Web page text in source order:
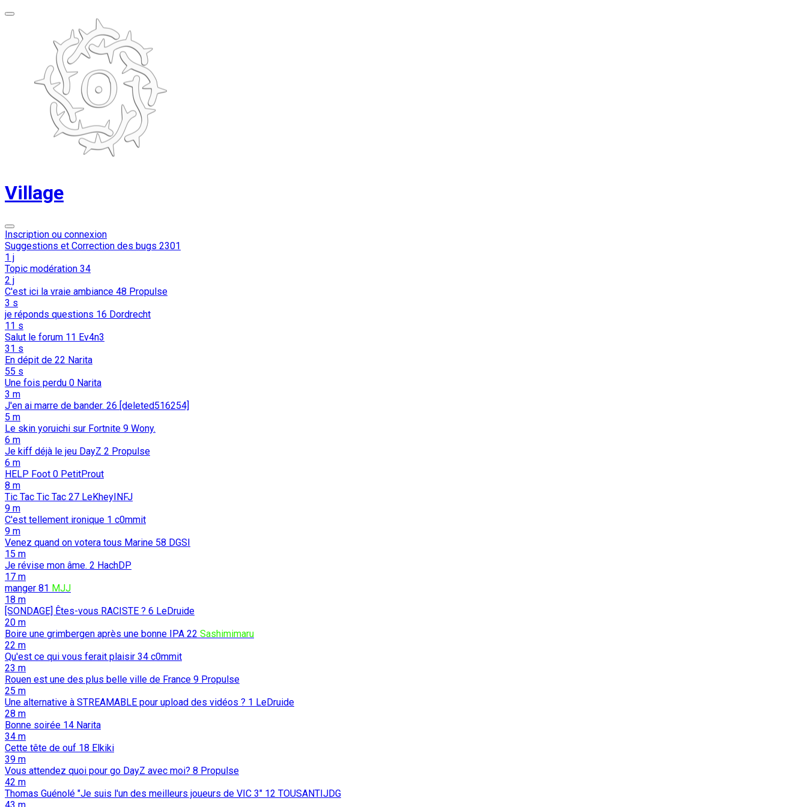
Village
Inscription ou connexion
Suggestions et Correction des bugs 2301
1 j
Topic modération 34
2 j
C'est ici la vraie ambiance 48 Propulse
3 s
je réponds questions 16 Dordrecht
11 s
Salut le forum 11 Ev4n3
31 s
En dépit de 22 Narita
55 s
Une fois perdu 0 Narita
3 m
J'en ai marre de bander. 26 [deleted516254]
5 m
Le skin yoruichi sur Fortnite 9 Wony.
6 m
Je kiff déjà le jeu DayZ 2 Propulse
6 m
HELP Foot 0 PetitProut
8 m
Tic Tac Tic Tac 27 LeKheyINFJ
9 m
C'est tellement ironique 1 c0mmit
9 m
Venez quand on votera tous Marine 58 DGSI
15 m
Je révise mon âme. 2 HachDP
17 m
manger 81 MJJ
18 m
[SONDAGE] Êtes-vous RACISTE ? 6 LeDruide
20 m
Boire une grimbergen après une bonne IPA 22 Sashimimaru
22 m
Qu'est ce qui vous ferait plaisir 34 c0mmit
23 m
Rouen est une des plus belle ville de France 9 Propulse
25 m
Une alternative à STREAMABLE pour upload des vidéos ? 1 LeDruide
28 m
Bonne soirée 14 Narita
34 m
Cette tête de ouf 18 Elkiki
39 m
Vous attendez quoi pour go DayZ avec moi? 8 Propulse
42 m
Thomas Guénolé "Je suis l'un des meilleurs joueurs de VIC 3" 12 TOUSANTIJDG